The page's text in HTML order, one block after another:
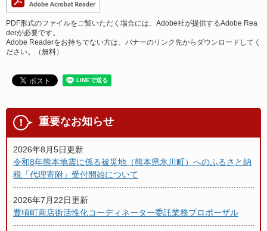
PDF形式のファイルをご覧いただく場合には、Adobe社が提供するAdobe Rea
derが必要です。
Adobe Readerをお持ちでない方は、バナーのリンク先からダウンロードしてく
ださい。（無料）
重要なお知らせ
2026年8月5日更新
令和8年熊本地震に係る被災地（熊本県氷川町）へのふるさと納
税「代理寄附」受付開始について
2026年7月22日更新
豊頃町商店街活性化コーディネーター委託業務プロポーザル